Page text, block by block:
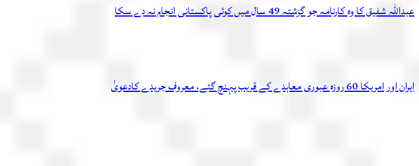
عبداللہ شفیق کا وہ کارنامہ جو گزشتہ 49 سال میں کوئی پاکستانی انجام نہ دے سکا
ایران اور امریکا 60 روزہ عبوری معاہدے کے قریب پہنچ گئے، معروف جریدے کادعویٰ